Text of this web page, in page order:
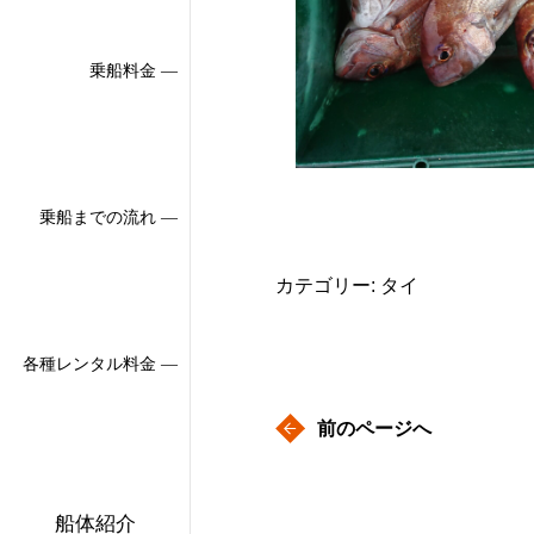
乗船料金 ―
乗船までの流れ ―
各種レンタル料金 ―
船体紹介
カテゴリー: タイ
前のページへ